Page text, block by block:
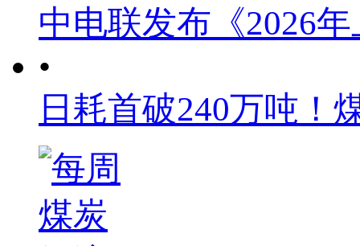
中电联发布《2026
•
日耗首破240万吨！